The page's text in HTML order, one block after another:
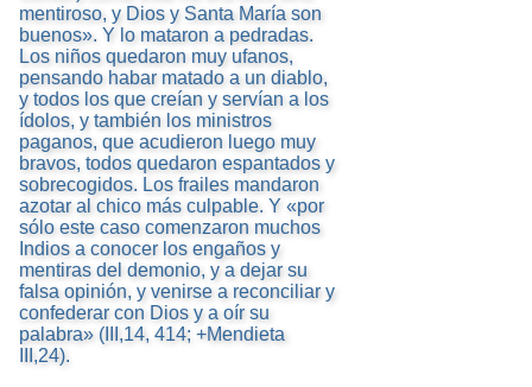
mentiroso, y Dios y Santa María son
buenos». Y lo mataron a pedradas.
Los niños quedaron muy ufanos,
pensando habar matado a un diablo,
y todos los que creían y servían a los
ídolos, y también los ministros
paganos, que acudieron luego muy
bravos, todos quedaron espantados y
sobrecogidos. Los frailes mandaron
azotar al chico más culpable. Y «por
sólo este caso comenzaron muchos
Indios a conocer los engaños y
mentiras del demonio, y a dejar su
falsa opinión, y venirse a reconciliar y
confederar con Dios y a oír su
palabra» (III,14, 414; +Mendieta
III,24).